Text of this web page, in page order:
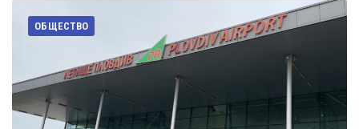
ОБЩЕСТВО